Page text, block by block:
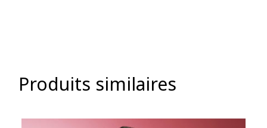
Produits similaires